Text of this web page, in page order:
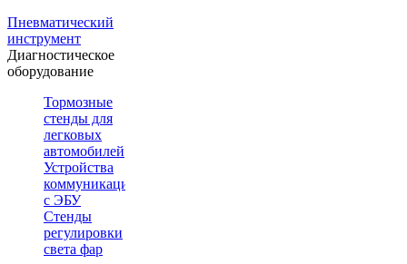
Пневматический
инструмент
Диагностическое
оборудование
Тормозные
стенды для
легковых
автомобилей
Устройства
коммуникации
с ЭБУ
Стенды
регулировки
света фар